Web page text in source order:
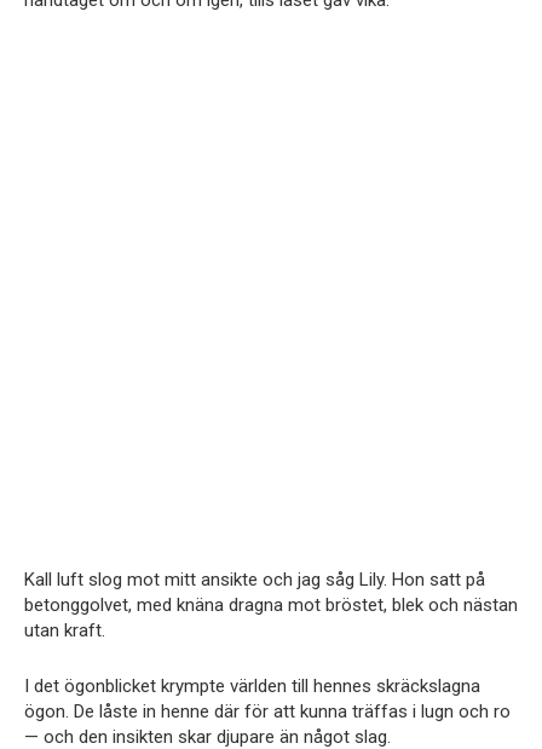
Kall luft slog mot mitt ansikte och jag såg Lily. Hon satt på
betonggolvet, med knäna dragna mot bröstet, blek och nästan
utan kraft.
I det ögonblicket krympte världen till hennes skräckslagna
ögon. De låste in henne där för att kunna träffas i lugn och ro
— och den insikten skar djupare än något slag.